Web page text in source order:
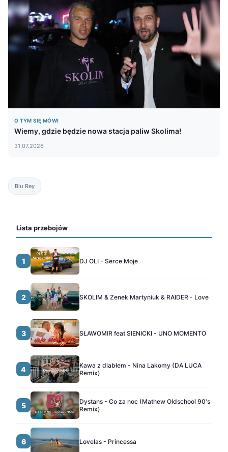
O TYM SIĘ MÓWI
Wiemy, gdzie będzie nowa stacja paliw Skolima!
31.07.2026
Blu Rey
Lista przebojów
1 DJ OLI - Serce Moje
2 SKOLIM & Zenek Martyniuk & RAIDER - Love
3 SŁAWOMIR feat SIENICKI - UNO MOMENTO
4
Kawa z diabłem - Nina Lakomy (DA LUCA
Remix)
5
Dystans - Co za noc (Mathew Oldschool 90's
Remix)
6 Lovelas - Princessa